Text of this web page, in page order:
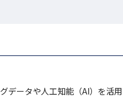
ータや人工知能（AI）を活